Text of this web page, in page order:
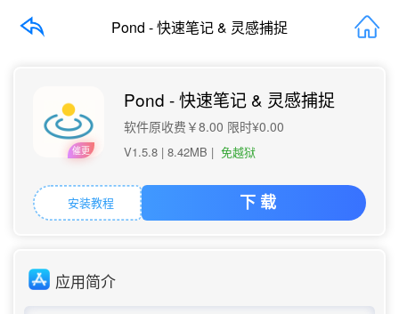
Pond - 快速笔记 & 灵感捕捉
催更
Pond - 快速笔记 & 灵感捕捉
软件原收费￥8.00 限时¥0.00
V1.5.8 | 8.42MB | 免越狱
安装教程 下 载
应用简介